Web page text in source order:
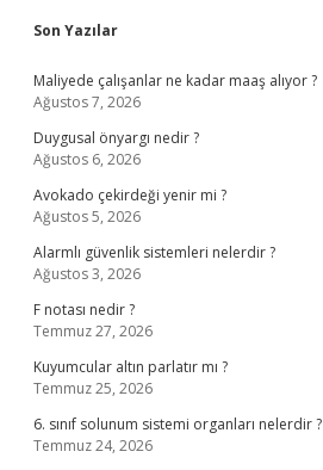
Sidebar
Son Yazılar
Maliyede çalışanlar ne kadar maaş alıyor ?
Ağustos 7, 2026
Duygusal önyargı nedir ?
Ağustos 6, 2026
Avokado çekirdeği yenir mi ?
Ağustos 5, 2026
Alarmlı güvenlik sistemleri nelerdir ?
Ağustos 3, 2026
F notası nedir ?
Temmuz 27, 2026
Kuyumcular altın parlatır mı ?
Temmuz 25, 2026
6. sınıf solunum sistemi organları nelerdir ?
Temmuz 24, 2026